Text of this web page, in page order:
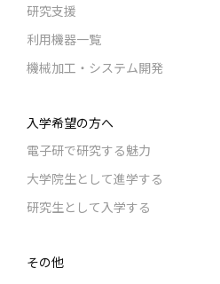
研究支援
利用機器一覧
機械加工・システム開発
入学希望の方へ
電子研で研究する魅力
大学院生として進学する
研究生として入学する
その他